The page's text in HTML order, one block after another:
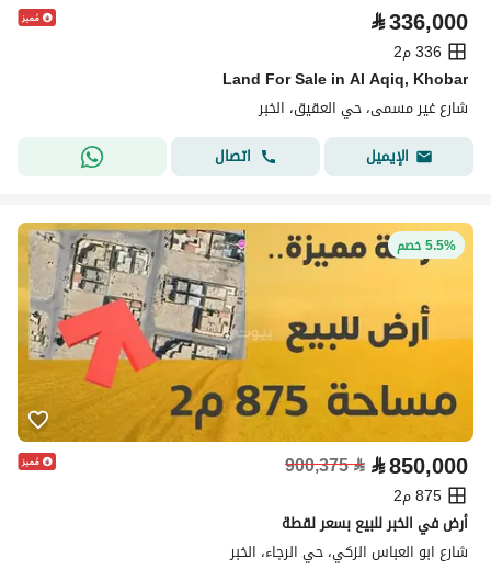
⃁336,000
336 م2
Land For Sale in Al Aqiq, Khobar
شارع غير مسمى، حي العقيق، الخبر
الإيميل
اتصال
5.5% خصم
⃁850,000
⃁
900,375
875 م2
أرض في الخبر للبيع بسعر لقطة
شارع ابو العباس الزكي، حي الرجاء، الخبر